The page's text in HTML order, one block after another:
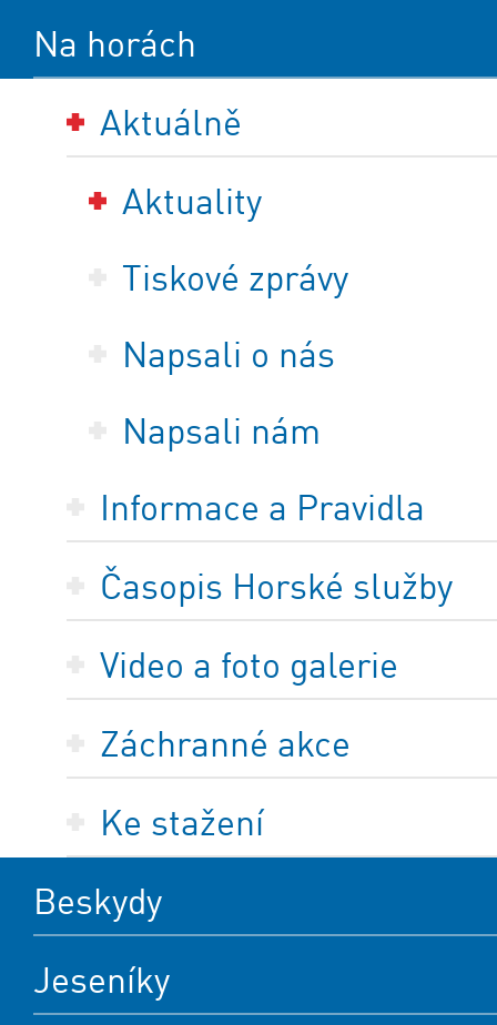
Na horách
Aktuálně
Aktuality
Tiskové zprávy
Napsali o nás
Napsali nám
Informace a Pravidla
Časopis Horské služby
Video a foto galerie
Záchranné akce
Ke stažení
Beskydy
Jeseníky